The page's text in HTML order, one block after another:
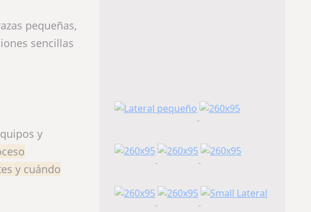
pequeñas,
sencillas
y
y cuándo